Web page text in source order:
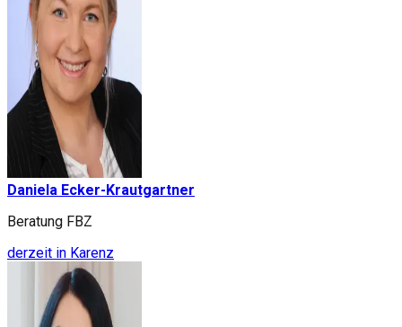
Daniela Ecker-Krautgartner
Beratung FBZ
derzeit in Karenz